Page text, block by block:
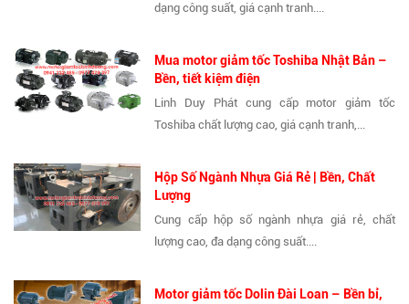
dạng công suất, giá cạnh tranh....
Mua motor giảm tốc Toshiba Nhật Bản –
Bền, tiết kiệm điện
Linh Duy Phát cung cấp motor giảm tốc
Toshiba chất lượng cao, giá cạnh tranh,...
Hộp Số Ngành Nhựa Giá Rẻ | Bền, Chất
Lượng
Cung cấp hộp số ngành nhựa giá rẻ, chất
lượng cao, đa dạng công suất....
Motor giảm tốc Dolin Đài Loan – Bền bỉ,